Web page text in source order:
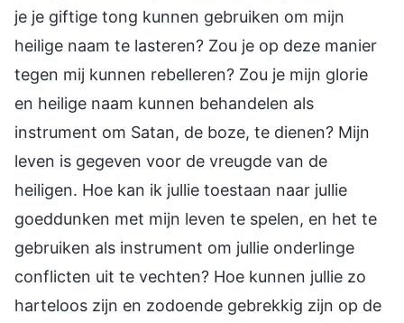
je je giftige tong kunnen gebruiken om mijn
heilige naam te lasteren? Zou je op deze manier
tegen mij kunnen rebelleren? Zou je mijn glorie
en heilige naam kunnen behandelen als
instrument om Satan, de boze, te dienen? Mijn
leven is gegeven voor de vreugde van de
heiligen. Hoe kan ik jullie toestaan naar jullie
goeddunken met mijn leven te spelen, en het te
gebruiken als instrument om jullie onderlinge
conflicten uit te vechten? Hoe kunnen jullie zo
harteloos zijn en zodoende gebrekkig zijn op de